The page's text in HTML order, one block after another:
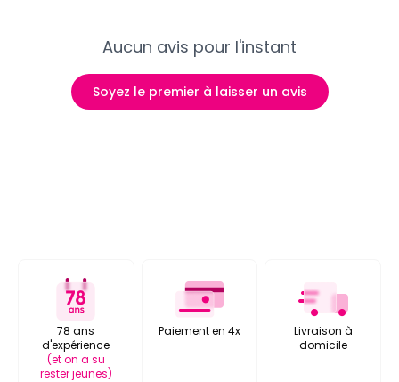
Aucun avis pour l'instant
Soyez le premier à laisser un avis
78 ans
d'expérience
(et on a su
rester jeunes)
Paiement en 4x
Livraison à
domicile